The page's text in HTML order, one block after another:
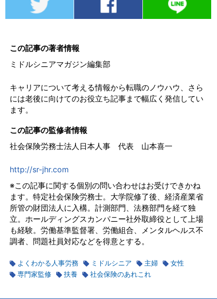
この記事の著者情報
ミドルシニアマガジン編集部
キャリアについて考える情報から転職のノウハウ、さら
には老後に向けてのお役立ち記事まで幅広く発信してい
ます。
この記事の監修者情報
社会保険労務士法人日本人事 代表 山本喜一
http://sr-jhr.com
※この記事に関する個別の問い合わせはお受けできかね
ます。特定社会保険労務士。大学院修了後、経済産業省
所管の財団法人に入構。計測部門、法務部門を経て独
立。ホールディングスカンパニー社外取締役として上場
も経験。労働基準監督署、労働組合、メンタルヘルス不
調者、問題社員対応などを得意とする。
よくわかる人事労務 ミドルシニア 主婦
女性
専門家監修
扶養 社会保険のあれこれ